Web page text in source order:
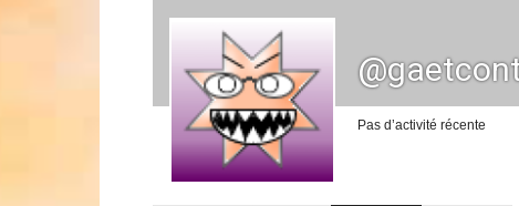
Pas d’activité récente